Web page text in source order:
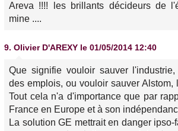
Areva !!!! les brillants décideurs de
mine ....
9. Olivier D'AREXY le 01/05/2014 12:40
Que signifie vouloir sauver
des emplois, ou vouloir sauver Alstom,
Tout cela n'a d'importance que par
France en Europe et à son
La solution GE mettrait en danger